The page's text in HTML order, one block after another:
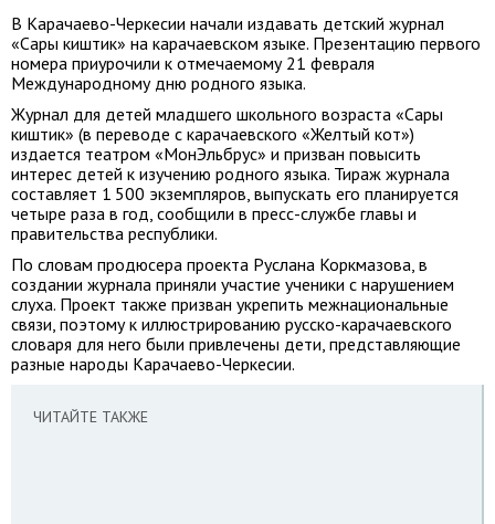
В Карачаево-Черкесии начали издавать детский журнал
«Сары киштик» на карачаевском языке. Презентацию первого
номера приурочили к отмечаемому 21 февраля
Международному дню родного языка.
Журнал для детей младшего школьного возраста «Сары
киштик» (в переводе с карачаевского «Желтый кот»)
издается театром «МонЭльбрус» и призван повысить
интерес детей к изучению родного языка. Тираж журнала
составляет 1 500 экземпляров, выпускать его планируется
четыре раза в год, сообщили в пресс-службе главы и
правительства республики.
По словам продюсера проекта Руслана Коркмазова, в
создании журнала приняли участие ученики с нарушением
слуха. Проект также призван укрепить межнациональные
связи, поэтому к иллюстрированию русско-карачаевского
словаря для него были привлечены дети, представляющие
разные народы Карачаево-Черкесии.
ЧИТАЙТЕ ТАКЖЕ